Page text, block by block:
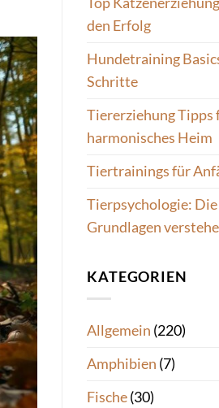
den Erfolg
Hundetraining
Schritte
Tiererziehung Tipps
harmonisches Heim
Tiertrainings für
Tierpsychologie: Die
Grundlagen
KATEGORIEN
Allgemein (220)
Amphibien (7)
Fische(30)